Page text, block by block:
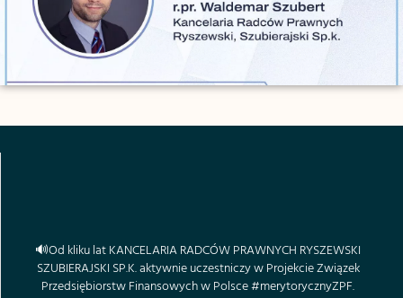
🔊Od kliku latKANCELARIA RADCÓW PRAWNYCH RYSZEWSKI
SZUBIERAJSKI SP.K.aktywnie uczestniczy w ProjekcieZwiązek
Przedsiębiorstw Finansowych w Polsce#merytorycznyZPF.